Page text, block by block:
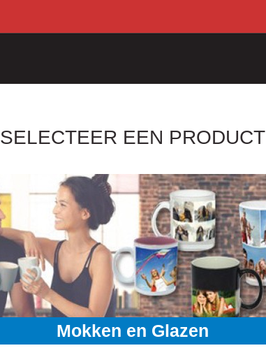
SELECTEER EEN PRODUCT
Mokken en Glazen